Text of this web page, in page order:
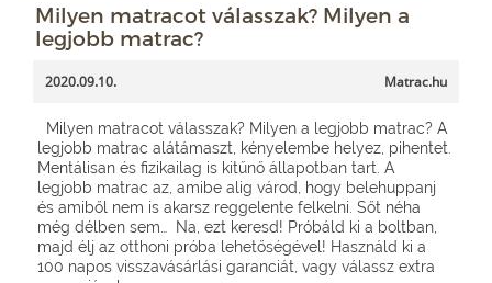
Milyen matracot válasszak? Milyen a
legjobb matrac?
2020.09.10. Matrac.hu
Milyen matracot válasszak? Milyen a legjobb matrac? A
legjobb matrac alátámaszt, kényelembe helyez, pihentet.
Mentálisan és fizikailag is kitűnő állapotban tart. A
legjobb matrac az, amibe alig várod, hogy belehuppanj
és amiből nem is akarsz reggelente felkelni. Sőt néha
még délben sem… Na, ezt keresd! Próbáld ki a boltban,
majd élj az otthoni próba lehetőségével! Használd ki a
100 napos visszavásárlási garanciát, vagy válassz extra